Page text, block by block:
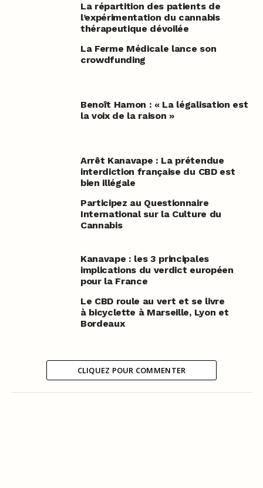
La répartition des patients de
l’expérimentation du cannabis
thérapeutique dévoilée
La Ferme Médicale lance son
crowdfunding
Benoît Hamon : « La légalisation est
la voix de la raison »
Arrêt Kanavape : La prétendue
interdiction française du CBD est
bien illégale
Participez au Questionnaire
International sur la Culture du
Cannabis
Kanavape : les 3 principales
implications du verdict européen
pour la France
Le CBD roule au vert et se livre
à bicyclette à Marseille, Lyon et
Bordeaux
CLIQUEZ POUR COMMENTER